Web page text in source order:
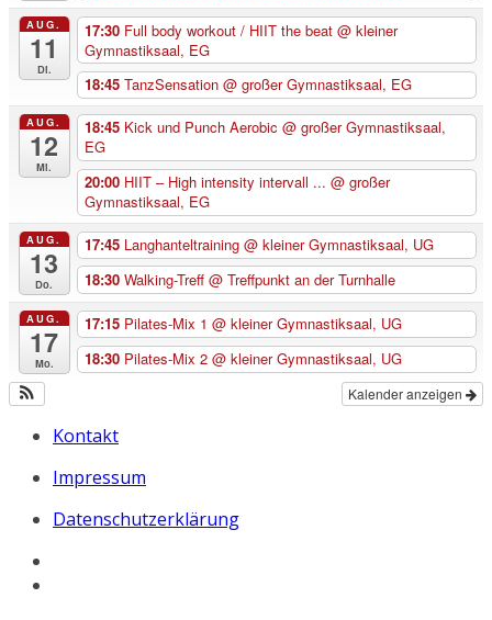
AUG.
11
Di.
17:30 Full body workout / HIIT the beat @ kleiner
Gymnastiksaal, EG
18:45 TanzSensation @ großer Gymnastiksaal, EG
AUG.
12
Mi.
18:45 Kick und Punch Aerobic @ großer Gymnastiksaal,
EG
20:00 HIIT – High intensity intervall ... @ großer
Gymnastiksaal, EG
AUG.
13
Do.
17:45 Langhanteltraining @ kleiner Gymnastiksaal, UG
18:30 Walking-Treff @ Treffpunkt an der Turnhalle
AUG.
17
Mo.
17:15 Pilates-Mix 1 @ kleiner Gymnastiksaal, UG
18:30 Pilates-Mix 2 @ kleiner Gymnastiksaal, UG
Kalender anzeigen
Kontakt
Impressum
Datenschutzerklärung